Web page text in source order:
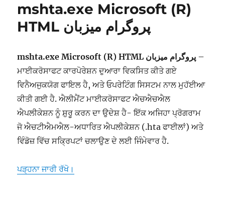
mshta.exe ‎‎Microsoft (R)
HTML پروگرام میزبان
mshta.exe ‎‎Microsoft (R) HTML پروگرام میزبان –
ਮਾਈਕਰੋਸਾਫਟ ਕਾਰਪੋਰੇਸ਼ਨ ਦੁਆਰਾ ਵਿਕਸਿਤ ਕੀਤੇ ਗਏ
ਵਿਨੈਅਜੁਕਯੋਗ ਫਾਇਲ ਹੈ, ਅਤੇ ਓਪਰੇਟਿੰਗ ਸਿਸਟਮ ਨਾਲ ਮੁਹੱਈਆ
ਕੀਤੀ ਗਈ ਹੈ. ਐਲੀਮੈਂਟ ਮਾਈਕਰੋਸਾਫਟ ਐਚਐਚਐਲ
ਐਪਲੀਕੇਸ਼ਨ ਨੂੰ ਸ਼ੁਰੂ ਕਰਨ ਦਾ ਉਦੇਸ਼ ਹੈ- ਇੱਕ ਅਜਿਹਾ ਪ੍ਰੋਗਰਾਮ
ਜੋ ਐਚਟੀਐਮਐਲ-ਅਧਾਰਿਤ ਐਪਲੀਕੇਸ਼ਨ (.hta ਫਾਈਲਾਂ) ਅਤੇ
ਵਿੰਡੋਜ਼ ਵਿੱਚ ਸਕ੍ਰਿਪਟਾਂ ਚਲਾਉਣ ਦੇ ਲਈ ਜਿੰਮੇਵਾਰ ਹੈ.
ਪੜ੍ਹਨਾ ਜਾਰੀ ਰੱਖੋ।